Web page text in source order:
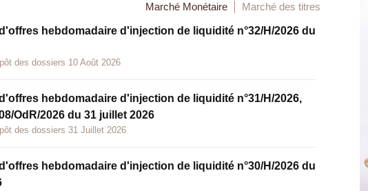
Marché Monétaire Marché des titres
hebdomadaire d'injection de liquidité n°32/H/2026 du
des dossiers 10 Août 2026
hebdomadaire d'injection de liquidité n°31/H/2026,
OdR/2026 du 31 juillet 2026
des dossiers 31 Juillet 2026
hebdomadaire d'injection de liquidité n°30/H/2026 du